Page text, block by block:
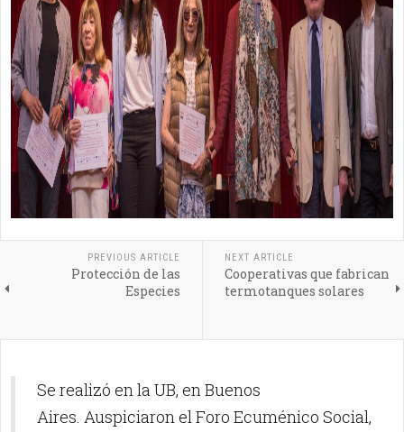
PREVIOUS ARTICLE
Protección de las
Especies
NEXT ARTICLE
Cooperativas que fabrican
termotanques solares
Se realizó en la UB, en Buenos
Aires. Auspiciaron el Foro Ecuménico Social,